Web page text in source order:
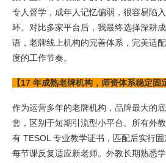
专人督学，成年人记忆偏弱，很容易陷
环。对比多家平台后，我最终选择深耕
语，老牌线上机构的完善体系，完美适
度的工作节奏。
【17 年成熟老牌机构，师资体系稳定固
作为运营多年的老牌机构，品牌最大的
套，区别于短期引流型小平台。所有外
有 TESOL 专业教学证书，匹配后实行
每节课反复适应新老师。外教长期熟悉